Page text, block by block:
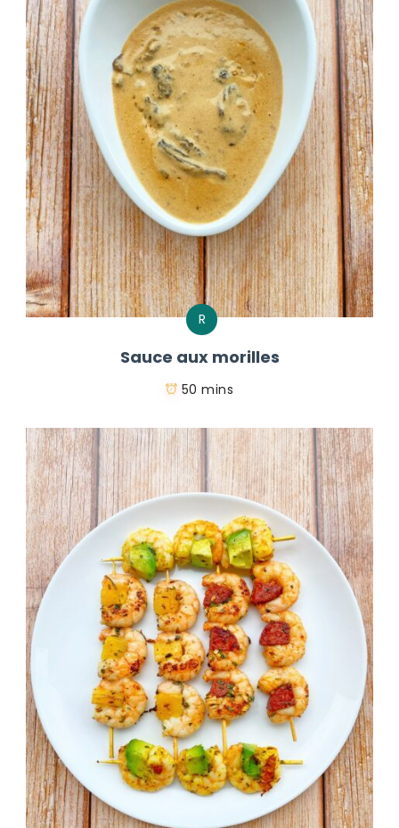
R
Sauce aux morilles
50 mins